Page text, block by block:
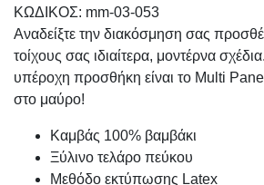
KΩΔΙΚΟΣ: mm-03-053
Αναδείξτε την διακόσμηση σας
τοίχους σας ιδιαίτερα, μοντέρνα
υπέροχη προσθήκη είναι το Multi
στο μαύρο!
Καμβάς 100% βαμβάκι
Ξύλινο τελάρο πεύκου
Μεθόδο εκτύπωσης Latex